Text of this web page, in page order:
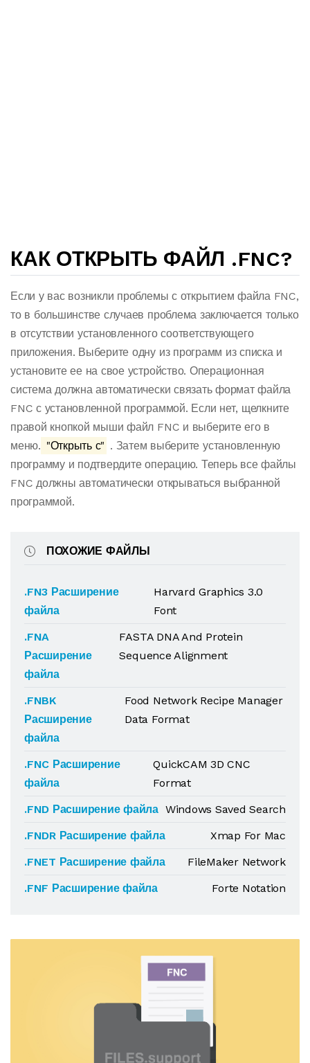
КАК ОТКРЫТЬ ФАЙЛ .FNC?
Если у вас возникли проблемы с открытием файла FNC,
то в большинстве случаев проблема заключается только
в отсутствии установленного соответствующего
приложения. Выберите одну из программ из списка и
установите ее на свое устройство. Операционная
система должна автоматически связать формат файла
FNC с установленной программой. Если нет, щелкните
правой кнопкой мыши файл FNC и выберите его в
меню. "Открыть с" . Затем выберите установленную
программу и подтвердите операцию. Теперь все файлы
FNC должны автоматически открываться выбранной
программой.
ПОХОЖИЕ ФАЙЛЫ
.FN3 Расширение
файла
Harvard Graphics 3.0
Font
.FNA
Расширение
файла
FASTA DNA And Protein
Sequence Alignment
.FNBK
Расширение
файла
Food Network Recipe Manager
Data Format
.FNC Расширение
файла
QuickCAM 3D CNC
Format
.FND Расширение файла Windows Saved Search
.FNDR Расширение файла
Xmap For Mac
.FNET Расширение файла
FileMaker Network
.FNF Расширение файла
Forte Notation